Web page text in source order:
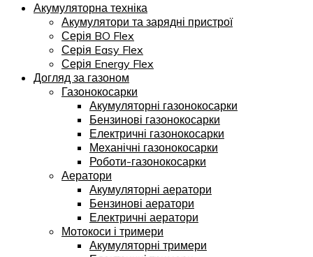
Акумуляторна техніка
Акумулятори та зарядні пристрої
Серія BO Flex
Серія Easy Flex
Серія Energy Flex
Догляд за газоном
Газонокосарки
Акумуляторні газонокосарки
Бензинові газонокосарки
Електричні газонокосарки
Механічні газонокосарки
Роботи-газонокосарки
Аератори
Акумуляторні аератори
Бензинові аератори
Електричні аератори
Мотокоси і тримери
Акумуляторні тримери